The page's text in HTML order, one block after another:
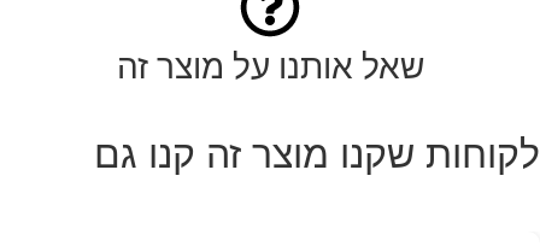
שאל אותנו על מוצר זה
לקוחות שקנו מוצר זה קנו גם